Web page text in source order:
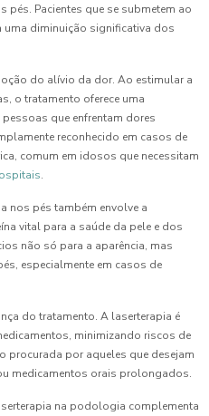
pés. Pacientes que se submetem ao
uma diminuição significativa dos
do alívio da dor. Ao estimular a
o tratamento oferece uma
que enfrentam dores
reconhecido em casos de
comum em idosos que necessitam
.
nos pés também envolve a
vital para a saúde da pele e dos
não só para a aparência, mas
especialmente em casos de
do tratamento. A laserterapia é
minimizando riscos de
procurada por aqueles que desejam
medicamentos orais prolongados.
na podologia complementa